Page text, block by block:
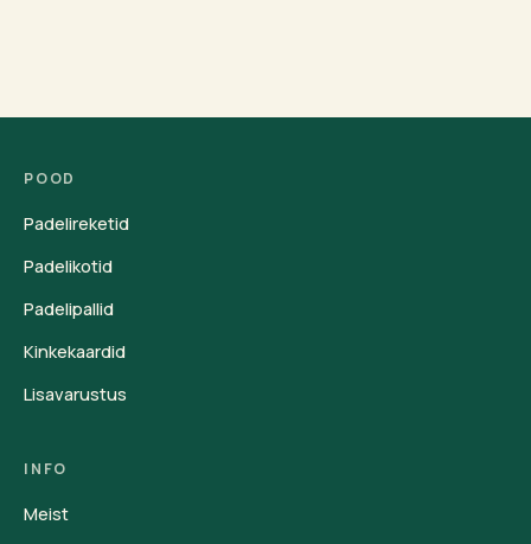
POOD
Padelireketid
Padelikotid
Padelipallid
Kinkekaardid
Lisavarustus
INFO
Meist